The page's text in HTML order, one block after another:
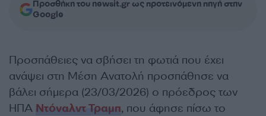
Προσθήκη του newsit.gr ως προτεινόμενη πηγή στην
Google
Προσπάθειες να σβήσει τη φωτιά που έχει
ανάψει στη Μέση Ανατολή προσπάθησε να
βάλει σήμερα (23/03/2026) ο πρόεδρος των
ΗΠΑ Ντόναλντ Τραμπ, που άφησε πίσω το